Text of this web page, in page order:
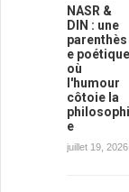
NASR &
DIN : une
parenthès
e poétique
où
l'humour
côtoie la
philosophi
e
juillet 19, 2026